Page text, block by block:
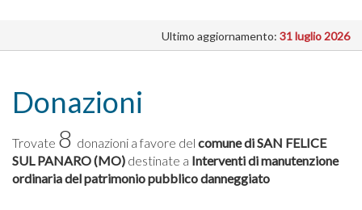
INTERVENTI
Ultimo aggiornamento: 31 luglio 2026
Donazioni
Trovate 8 donazioni a favore del comune di SAN FELICE
SUL PANARO (MO) destinate a Interventi di manutenzione
ordinaria del patrimonio pubblico danneggiato